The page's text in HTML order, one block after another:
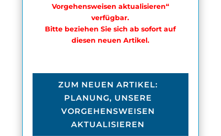
Vorgehensweisen aktualisieren“
verfügbar.
Bitte beziehen Sie sich ab sofort auf
diesen neuen Artikel.
ZUM NEUEN ARTIKEL:
PLANUNG, UNSERE
VORGEHENSWEISEN
AKTUALISIEREN